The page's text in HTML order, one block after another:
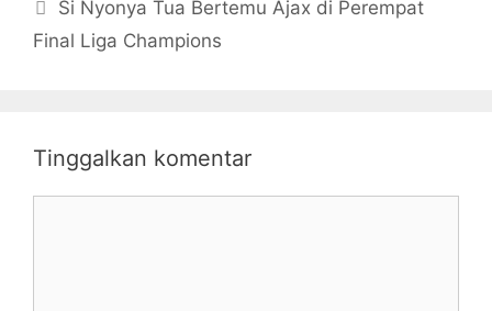
Si Nyonya Tua Bertemu Ajax di Perempat
Final Liga Champions
Tinggalkan komentar